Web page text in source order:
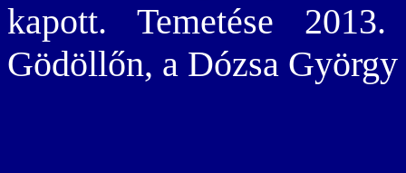
kapott. Temetése
Gödöllőn, a Dózsa